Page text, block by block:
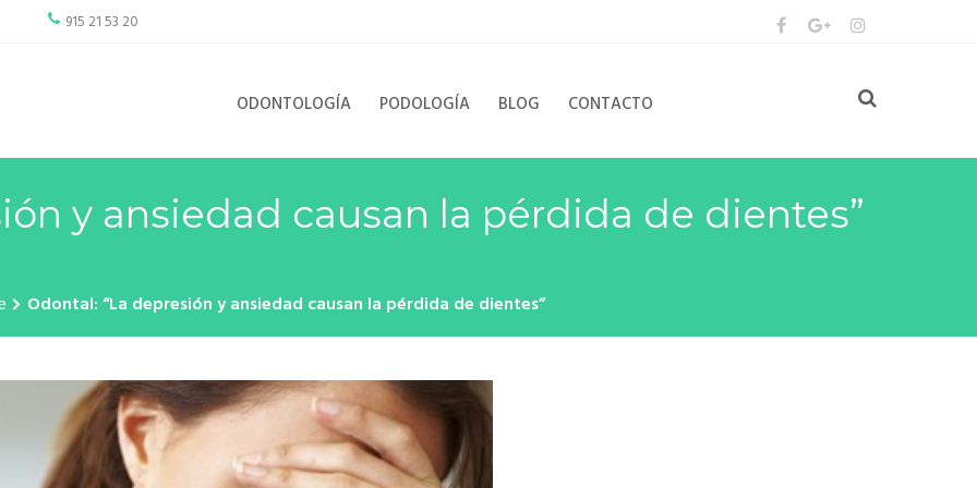
915 21 53 20
ODONTOLOGÍA PODOLOGÍA BLOG CONTACTO
y ansiedad causan la pérdida de dientes”
Odontal: “La depresión y ansiedad causan la pérdida de dientes”